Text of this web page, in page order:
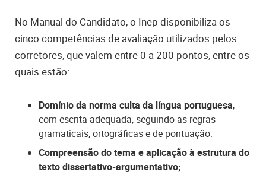
No Manual do Candidato, o Inep disponibiliza os
cinco competências de avaliação utilizados pelos
corretores, que valem entre 0 a 200 pontos, entre os
quais estão:
Domínio da norma culta da língua portuguesa,
com escrita adequada, seguindo as regras
gramaticais, ortográficas e de pontuação.
Compreensão do tema e aplicação à estrutura do
texto dissertativo-argumentativo;